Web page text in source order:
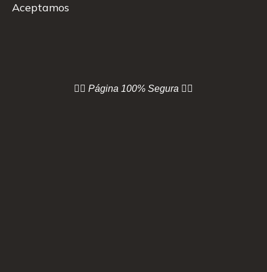
Aceptamos
👇🏻 Página 100% Segura 👇🏻